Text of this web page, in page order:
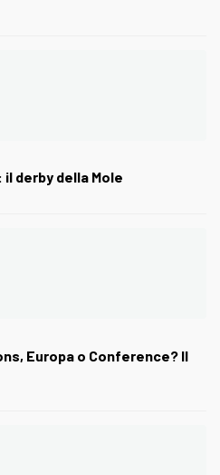
derby della Mole
Europa o Conference? Il